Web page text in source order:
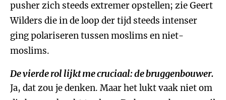
pusher zich steeds extremer opstellen; zie Geert
Wilders die in de loop der tijd steeds intenser
ging polariseren tussen moslims en niet-
moslims.
De vierde rol lijkt me cruciaal: de bruggenbouwer.
Ja, dat zou je denken. Maar het lukt vaak niet om